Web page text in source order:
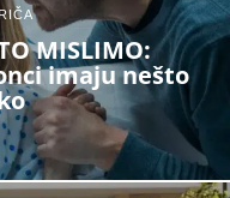
MISLIMO:
imaju nešto